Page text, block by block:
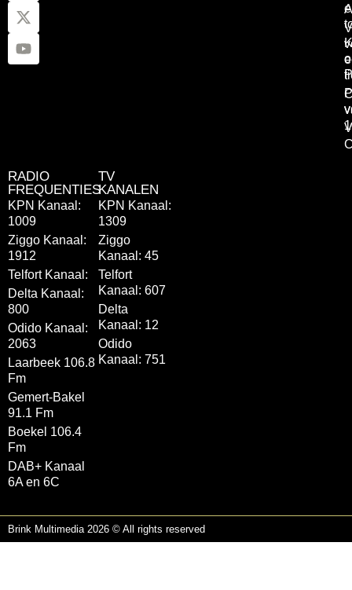
RADIO
FREQUENTIES
KPN Kanaal:
1009
Ziggo Kanaal:
1912
Telfort Kanaal:
Delta Kanaal:
800
Odido Kanaal:
2063
Laarbeek 106.8
Fm
Gemert-Bakel
91.1 Fm
Boekel 106.4
Fm
DAB+ Kanaal
6A en 6C
TV
KANALEN
KPN Kanaal:
1309
Ziggo
Kanaal: 45
Telfort
Kanaal: 607
Delta
Kanaal: 12
Odido
Kanaal: 751
Brink Multimedia 2026 © All rights reserved